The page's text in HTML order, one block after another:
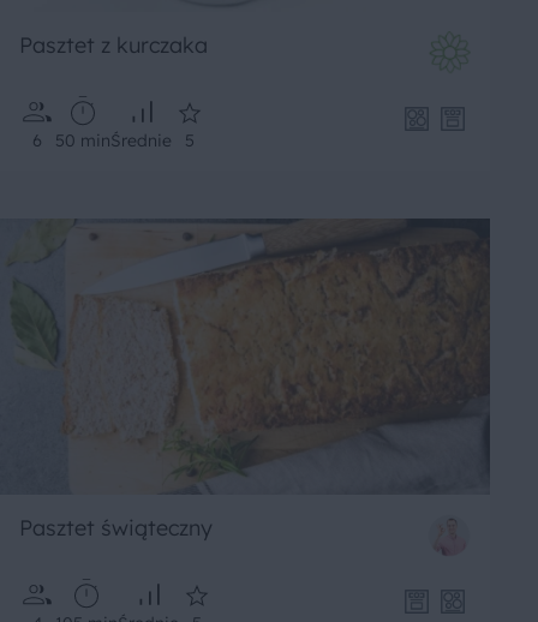
Pasztet z kurczaka
6 50 minŚrednie 5
Pasztet świąteczny